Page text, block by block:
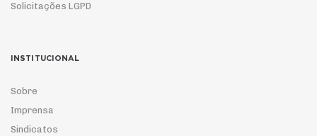
Solicitações LGPD
INSTITUCIONAL
Sobre
Imprensa
Sindicatos